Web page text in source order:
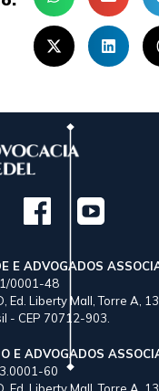
E ADVOGADOS
0001-48
Ed. Liberty Mall, Torre A,
- CEP 70712-903.
E ADVOGADOS
60